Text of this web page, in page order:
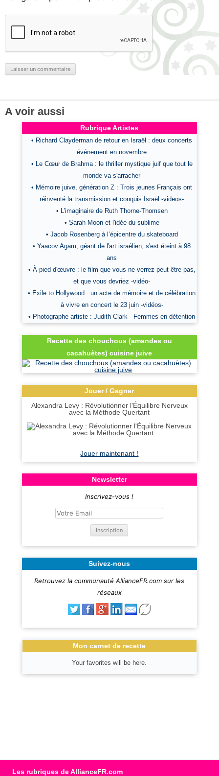
A voir aussi
Rubrique Artistes
• Richard Clayderman de retour en Israël : deux concerts
événement en novembre
• Le Cœur de Brahma : le thriller mystique juif que tout le
monde va s'arracher
• Mémoire juive, génération Z : Trois jeunes Français ont
réinventé la transmission et conquis Israël -videos-
• L'imaginaire de Ruth Thorne-Thomsen
• Sarah Moon et l'idée du sublime
• Jacob Rosenberg à l’épicentre du skateboard
• Yaacov Agam, géant de l'art israélien, s'est éteint à 98
ans
• À pied d'œuvre : le film que vous ne verrez peut-être pas,
et que vous devriez -vidéo-
• Exile to Hollywood : un acte de mémoire et de célébration
à vivre en concert le 23 juin -vidéos-
• Photographe artiste : Judith Clark - Femmes en détention
Recette des chouchous (amandes ou
cacahuètes) cuisine juive
Jouer / Gagner
Alexandra Levy : Révolutionner l'Équilibre Nerveux
avec la Méthode Quertant
Jouer maintenant !
Newsletter
Inscrivez-vous !
Suivez-nous
Retrouvez la communauté AllianceFR.com sur les
réseaux
Mon carnet de recette
Your favorites will be here.
Les rubriques de AllianceFR.com